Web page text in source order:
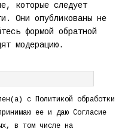
которые следует
Они опубликованы не
формой обратной
модерацию.
с Политикой обработки
ее и даю Согласие
, в том числе на